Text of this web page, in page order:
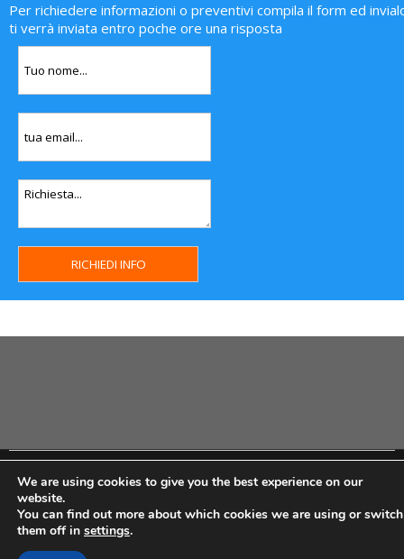
Per richiedere informazioni o preventivi compila il form ed
ti verrà inviata entro poche ore una risposta
Copyright MHWeb © 2018 - Privacy & GDPR - Cookie Policy -
We are using cookies to give you the best experience on our
website.
You can find out more about which cookies we are using or switch
them off in settings.